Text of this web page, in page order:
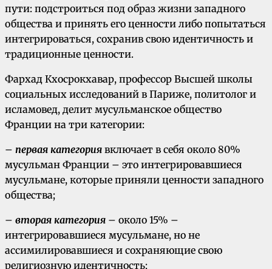
пути: подстроиться под образ жизни западного
общества и принять его ценности либо попытаться
интегрироваться, сохранив свою идентичность и
традиционные ценности.
Фархад Кхосрокхавар, профессор Высшей школы
социальных исследований в Париже, политолог и
исламовед, делит мусульманское общество
Франции на три категории:
– первая категория включает в себя около 80%
мусульман Франции – это интегрировавшиеся
мусульмане, которые приняли ценности западного
общества;
– вторая категория – около 15% –
интегрировавшиеся мусульмане, но не
ассимилировавшиеся и сохраняющие свою
религиозную идентичность;